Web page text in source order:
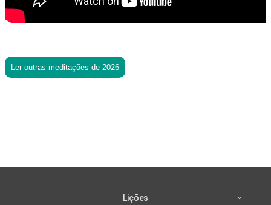
Ler outras meditações de 2026
Lições